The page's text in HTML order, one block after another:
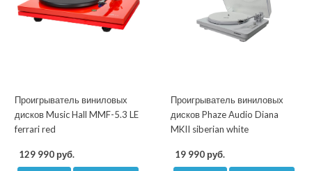
Проигрыватель виниловых
дисков Music Hall MMF-5.3 LE
ferrari red
129 990 руб.
Проигрыватель виниловых
дисков Phaze Audio Diana
MKII siberian white
19 990 руб.